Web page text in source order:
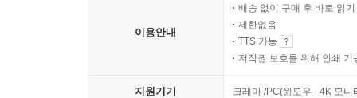
이용안내
배송 없이 구매 후 바로 읽기
제한없음
TTS 가능
저작권 보호를 위해 인쇄 기
지원기기 크레마 /PC(윈도우 - 4K 모